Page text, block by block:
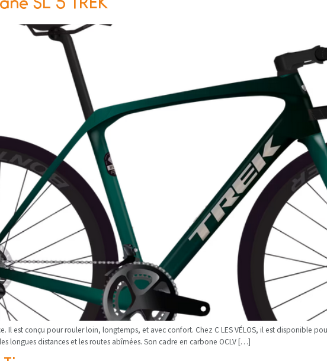
SL 5 TREK
Il est conçu pour rouler loin, longtemps, et avec confort. Chez C LES VÉLOS, il est disponible
longues distances et les routes abîmées. Son cadre en carbone OCLV […]